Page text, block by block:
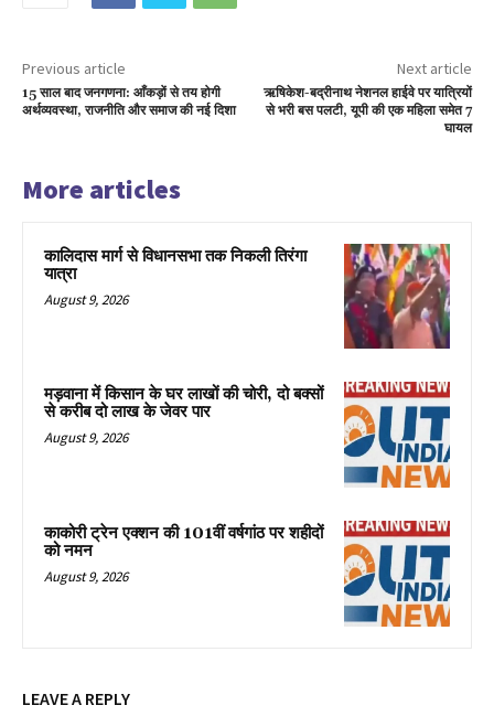
Previous article
15 साल बाद जनगणना: आँकड़ों से तय होगी
अर्थव्यवस्था, राजनीति और समाज की नई दिशा
Next article
ऋषिकेश-बद्रीनाथ नेशनल हाईवे पर यात्रियों
से भरी बस पलटी, यूपी की एक महिला समेत 7
घायल
More articles
कालिदास मार्ग से विधानसभा तक निकली तिरंगा
यात्रा
August 9, 2026
मड़वाना में किसान के घर लाखों की चोरी, दो बक्सों
से करीब दो लाख के जेवर पार
August 9, 2026
काकोरी ट्रेन एक्शन की 101वीं वर्षगांठ पर शहीदों
को नमन
August 9, 2026
LEAVE A REPLY